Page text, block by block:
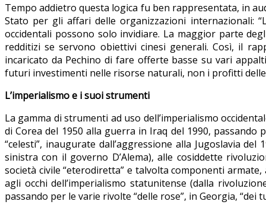
Tempo addietro questa logica fu ben rappresentata, in
Stato per gli affari delle organizzazioni internazionali:
occidentali possono solo invidiare. La maggior parte
redditizi se servono obiettivi cinesi generali. Così, il
incaricato da Pechino di fare offerte basse su vari
futuri investimenti nelle risorse naturali, non i profitti
L’imperialismo e i suoi strumenti
La gamma di strumenti ad uso dell’imperialismo
di Corea del 1950 alla guerra in Iraq del 1990,
“celesti”, inaugurate dall’aggressione alla Jugoslavia del
sinistra con il governo D’Alema), alle cosiddette
società civile “eterodiretta” e talvolta componenti
agli occhi dell’imperialismo statunitense (dalla
passando per le varie rivolte “delle rose”, in Georgia, “dei